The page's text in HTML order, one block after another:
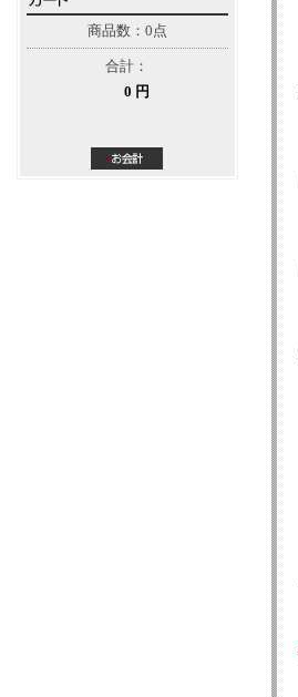
商品数：0点
合計：
0 円